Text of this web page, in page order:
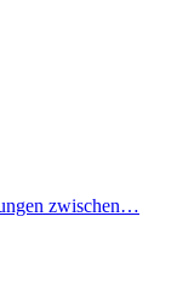
zwischen…